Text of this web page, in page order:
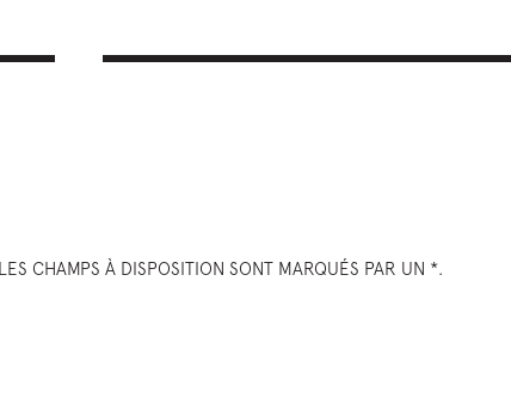
CHAMPS À DISPOSITION SONT MARQUÉS PAR UN *.